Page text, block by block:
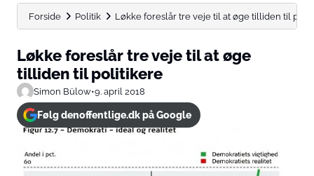
Forside Politik Løkke foreslår tre veje til at øge tilliden til
Løkke foreslår tre veje til at øge
tilliden til politikere
Simon Bülow•9. april 2018
Følg denoffentlige.dk på Google